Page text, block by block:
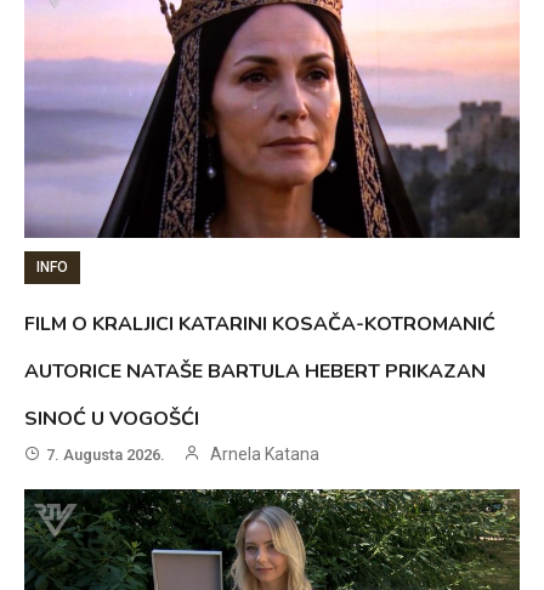
INFO
FILM O KRALJICI KATARINI KOSAČA-KOTROMANIĆ
AUTORICE NATAŠE BARTULA HEBERT PRIKAZAN
SINOĆ U VOGOŠĆI
7. Augusta 2026. Arnela Katana